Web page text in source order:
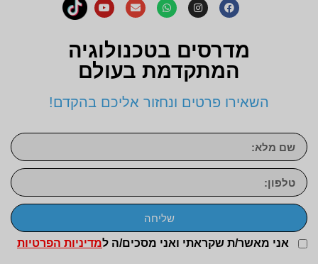
מדרסים בטכנולוגיה
המתקדמת בעולם
השאירו פרטים ונחזור אליכם בהקדם!
אני מאשר/ת שקראתי ואני מסכים/ה למדיניות הפרטיות
שליחה